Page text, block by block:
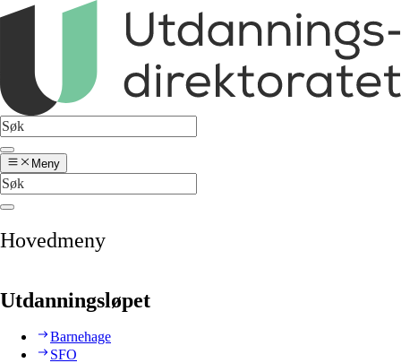
Meny
Hovedmeny
Utdanningsløpet
Barnehage
SFO